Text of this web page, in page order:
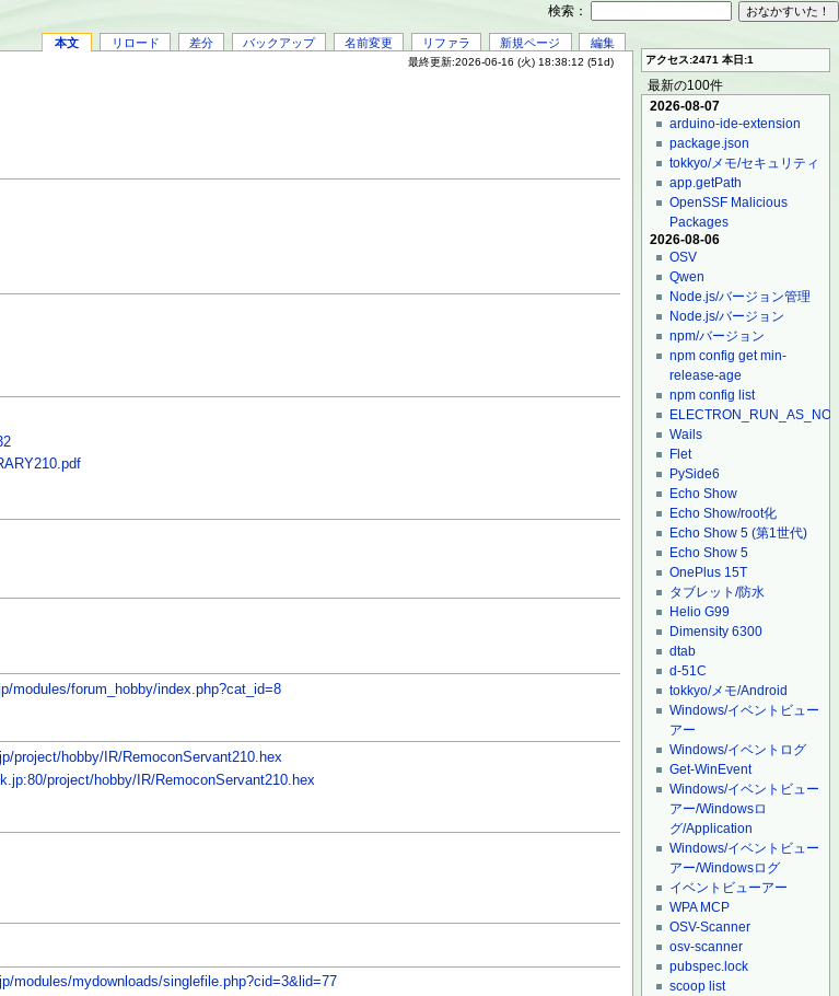
本文 リロード 差分 バックアップ 名前変更 リファラ 新規ページ 編集
最終更新:2026-06-16 (火) 18:38:12 (51d)
modules/forum_hobby/index.php?cat_id=8
project/hobby/IR/RemoconServant210.hex
project/hobby/IR/RemoconServant210.hex
modules/mydownloads/singlefile.php?cid=3&lid=77
アクセス:2471 本日:1
最新の100件
2026-08-07
arduino-ide-extension
package.json
tokkyo/メモ/セキュリティ
app.getPath
OpenSSF Malicious
Packages
2026-08-06
OSV
Qwen
Node.js/バージョン管理
Node.js/バージョン
npm/バージョン
npm config get min-
release-age
npm config list
Wails
Flet
PySide6
Echo Show
Echo Show/root化
Echo Show 5 (第1世代)
Echo Show 5
OnePlus 15T
タブレット/防水
Helio G99
Dimensity 6300
dtab
d-51C
tokkyo/メモ/Android
Windows/イベントビュー
アー
Windows/イベントログ
Get-WinEvent
Windows/イベントビュー
アー/Windowsロ
グ/Application
Windows/イベントビュー
アー/Windowsログ
イベントビューアー
WPA MCP
OSV-Scanner
osv-scanner
pubspec.lock
scoop list
検索：